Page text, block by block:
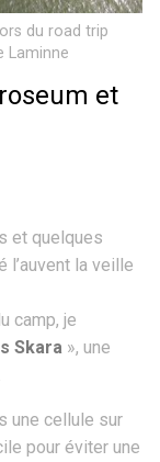
du road trip
Laminne
et
et quelques
l’auvent la veille
camp, je
Skara », une
une cellule sur
pour éviter une